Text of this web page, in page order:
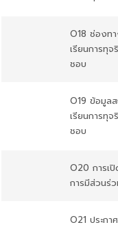
O18 ช่องท
เรียนการทุจ
ชอบ
O19 ข้อมูล
เรียนการทุจ
ชอบ
O20 การเปิ
การมีส่วนร่
O21 ประกา